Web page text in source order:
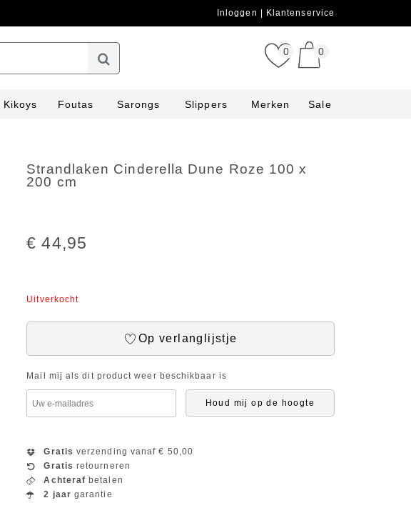
Inloggen Klantenservice
0 0
Kikoys Foutas Sarongs Slippers Merken Sale
Strandlaken Cinderella Dune Roze 100 x
200 cm
€ 44,95
Uitverkocht
Op verlanglijstje
Mail mij als dit product weer beschikbaar is
Houd mij op de hoogte
Gratis verzending vanaf € 50,00
Gratis retourneren
Achteraf betalen
2 jaar garantie